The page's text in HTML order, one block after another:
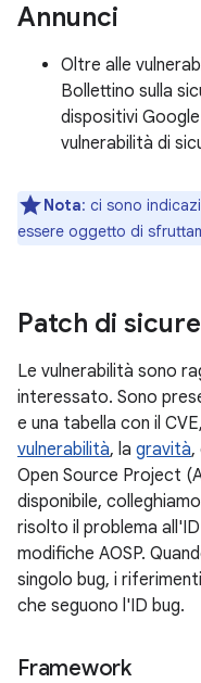
Annunci
Oltre alle
Bollettino sulla
dispositivi
vulnerabilità di
Nota: ci sono
essere oggetto di
Patch di
Le vulnerabilità sono
interessato. Sono
e una tabella con il
vulnerabilità, la gravità,
Open Source Project
disponibile,
risolto il problema
modifiche AOSP.
singolo bug, i
che seguono l'ID bug.
Framework